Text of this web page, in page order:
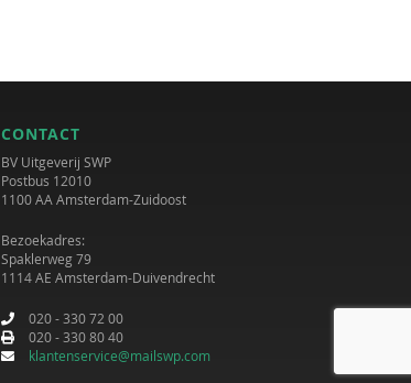
CONTACT
BV Uitgeverij SWP
Postbus 12010
1100 AA Amsterdam-Zuidoost
Bezoekadres:
Spaklerweg 79
1114 AE Amsterdam-Duivendrecht
020 - 330 72 00
020 - 330 80 40
klantenservice@mailswp.com